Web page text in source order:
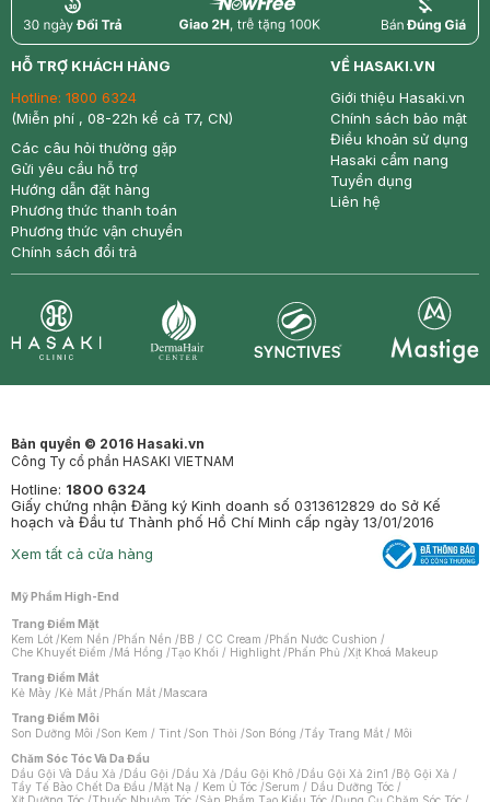
return nowfree price
HỖ TRỢ KHÁCH HÀNG
Hotline: 1800 6324
(Miễn phí , 08-22h kể cả T7, CN)
Các câu hỏi thường gặp
Gửi yêu cầu hỗ trợ
Hướng dẫn đặt hàng
Phương thức thanh toán
Phương thức vận chuyển
Chính sách đổi trả
VỀ HASAKI.VN
Giới thiệu Hasaki.vn
Chính sách bảo mật
Điều khoản sử dụng
Hasaki cẩm nang
Tuyển dụng
Liên hệ
Bản quyền © 2016 Hasaki.vn
Công Ty cổ phần HASAKI VIETNAM
Hotline: 1800 6324
Giấy chứng nhận Đăng ký Kinh doanh số 0313612829 do Sở Kế
hoạch và Đầu tư Thành phố Hồ Chí Minh cấp ngày 13/01/2016
Xem tất cả cửa hàng
Mỹ Phẩm High-End
Trang Điểm Mặt
Kem Lót /Kem Nền /Phấn Nền /BB / CC Cream /Phấn Nước Cushion /
Che Khuyết Điểm /Má Hồng /Tạo Khối / Highlight /Phấn Phủ /Xịt Khoá Makeup
Trang Điểm Mắt
Kẻ Mày /Kẻ Mắt /Phấn Mắt /Mascara
Trang Điểm Môi
Son Dưỡng Môi /Son Kem / Tint /Son Thỏi /Son Bóng /Tẩy Trang Mắt / Môi
Chăm Sóc Tóc Và Da Đầu
Dầu Gội Và Dầu Xả /Dầu Gội /Dầu Xả /Dầu Gội Khô /Dầu Gội Xả 2in1 /Bộ Gội Xả /
Tẩy Tế Bào Chết Da Đầu /Mặt Nạ / Kem Ủ Tóc /Serum / Dầu Dưỡng Tóc /